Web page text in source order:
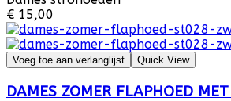
€ 15,00
Voeg toe aan verlanglijst Quick View
DAMES ZOMER FLAPHOED